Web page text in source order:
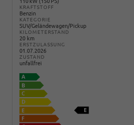
KRAFTSTOFF
Benzin
KATEGORIE
SUV/Geländewagen/Pickup
KILOMETERSTAND
20 km
ERSTZULASSUNG
01.07.2026
ZUSTAND
unfallfrei